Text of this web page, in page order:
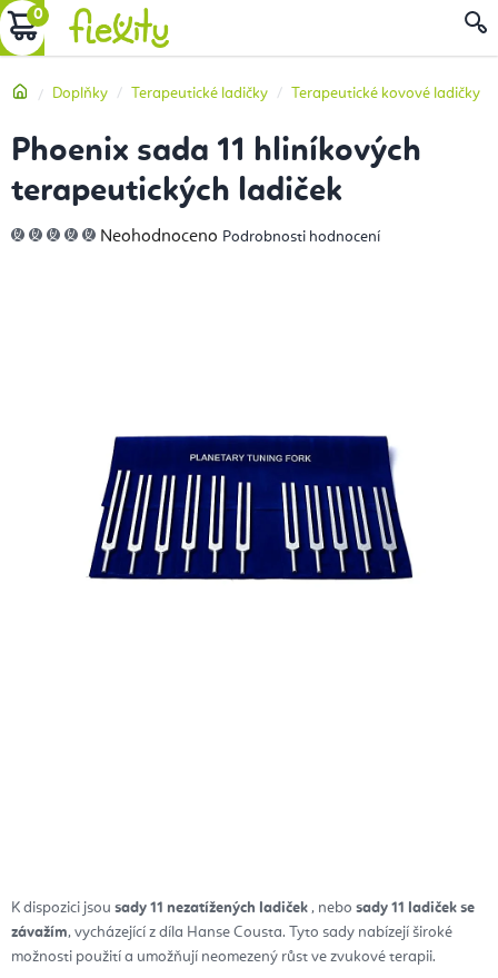
Přejít
na
NÁKUPNÍ
DomůDoplňky Terapeutické ladičky Terapeutické kovové ladičky
K dispozici jsou sady 11 nezatížených ladiček , nebo sady 11 ladiček se
závažím, vycházející z díla Hanse Cousta. Tyto sady nabízejí široké
možnosti použití a umožňují neomezený růst ve zvukové terapii.
Phoenix sada 11 hliníkových
terapeutických ladiček
Průměrné
hodnocení
Neohodnoceno Podrobnosti hodnocení